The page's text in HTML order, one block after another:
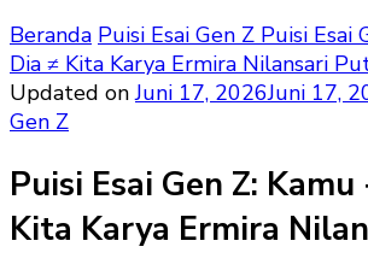
Beranda Puisi Esai Gen Z Puisi Esai
Dia ≠ Kita Karya Ermira Nilansari
Updated onJuni 17, 2026Juni 17,
Gen Z
Puisi Esai Gen Z: Kamu
Kita Karya Ermira